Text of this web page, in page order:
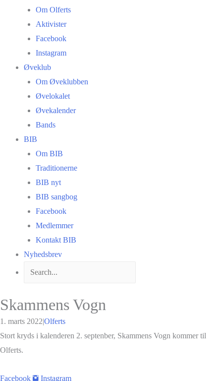
Om Olferts
Aktivister
Facebook
Instagram
Øveklub
Om Øveklubben
Øvelokalet
Øvekalender
Bands
BIB
Om BIB
Traditionerne
BIB nyt
BIB sangbog
Facebook
Medlemmer
Kontakt BIB
Nyhedsbrev
Skammens Vogn
1. marts 2022|Olferts
Stort kryds i kalenderen 2. septenber, Skammens Vogn kommer til
Olferts.
Facebook Instagram